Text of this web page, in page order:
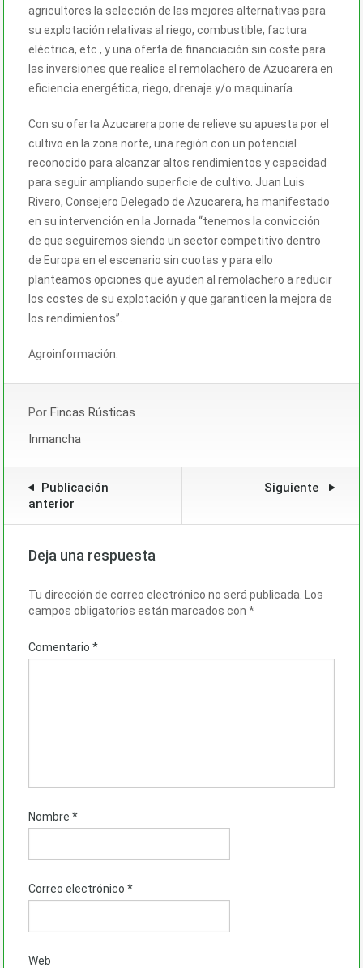
agricultores la selección de las mejores alternativas para
su explotación relativas al riego, combustible, factura
eléctrica, etc., y una oferta de financiación sin coste para
las inversiones que realice el remolachero de Azucarera en
eficiencia energética, riego, drenaje y/o maquinaría.
Con su oferta Azucarera pone de relieve su apuesta por el
cultivo en la zona norte, una región con un potencial
reconocido para alcanzar altos rendimientos y capacidad
para seguir ampliando superficie de cultivo. Juan Luis
Rivero, Consejero Delegado de Azucarera, ha manifestado
en su intervención en la Jornada “tenemos la convicción
de que seguiremos siendo un sector competitivo dentro
de Europa en el escenario sin cuotas y para ello
planteamos opciones que ayuden al remolachero a reducir
los costes de su explotación y que garanticen la mejora de
los rendimientos”
Agroinformación.
Por Fincas Rústicas
Inmancha
Publicación
anterior
Siguiente
Deja una respuesta
Tu dirección de correo electrónico no será publicada. Los
campos obligatorios están marcados con *
Comentario *
Nombre *
Correo electrónico *
Web